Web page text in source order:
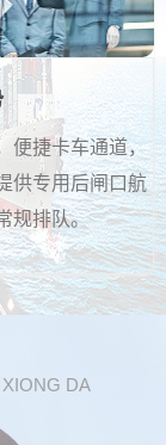
便捷卡车通道，
供专用后闸口航
规排队。
DA